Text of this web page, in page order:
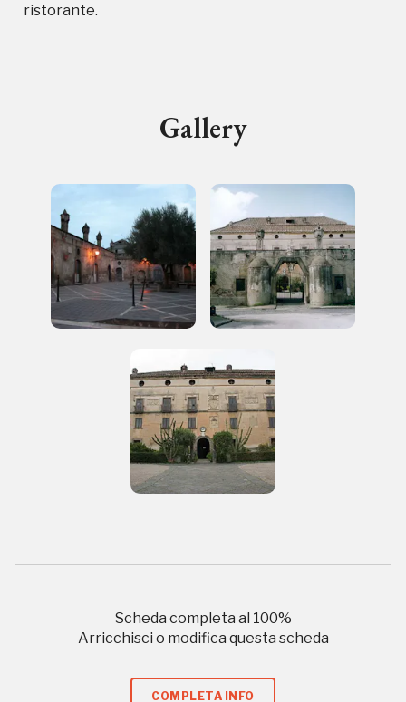
ristorante.
Gallery
Scheda completa al 100%
Arricchisci o modifica questa scheda
COMPLETA INFO
Registrati alla newsletter
Accedi alle informazioni per te più interessanti,
a quelle inerenti i luoghi più vicini e gli eventi
organizzati
REGISTRATI
Regalati 365 giorni di arte e cultura nell'Italia
più bella, risparmiando.
Museo